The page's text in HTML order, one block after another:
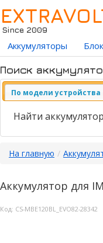
Since 2009
Аккумуляторы
Поиск
По модели устройства
Найти
На главную /
Аккумулятор для
Код: CS-MBE120BL_EVO82-28342